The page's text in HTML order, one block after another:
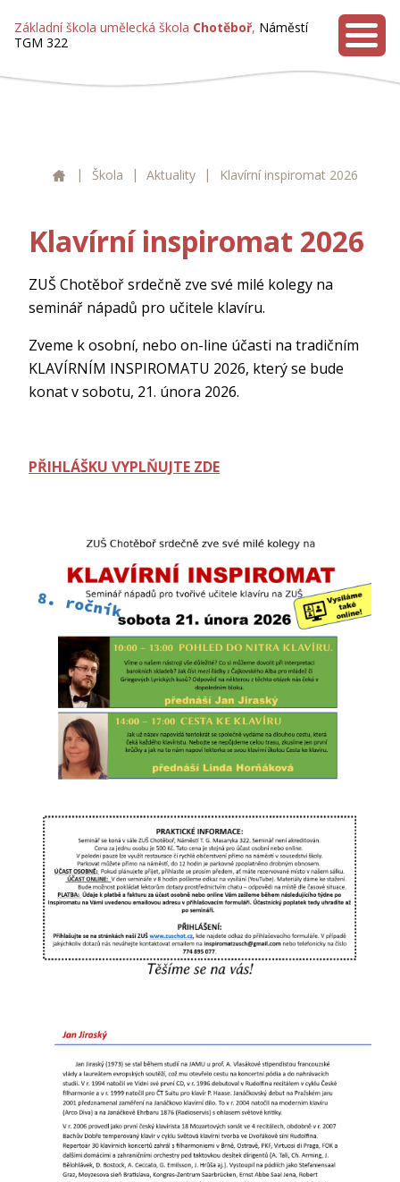
Základní škola umělecká škola Chotěboř, Náměstí
TGM 322
MENU
ZUŠ Chotěboř
| Škola | Aktuality | Klavírní inspiromat 2026
Klavírní inspiromat 2026
ZUŠ Chotěboř srdečně zve své milé kolegy na
seminář nápadů pro učitele klavíru.
Zveme k osobní, nebo on-line účasti na tradičním
KLAVÍRNÍM INSPIROMATU 2026, který se bude
konat v sobotu, 21. února 2026.
PŘIHLÁŠKU VYPLŇUJTE ZDE